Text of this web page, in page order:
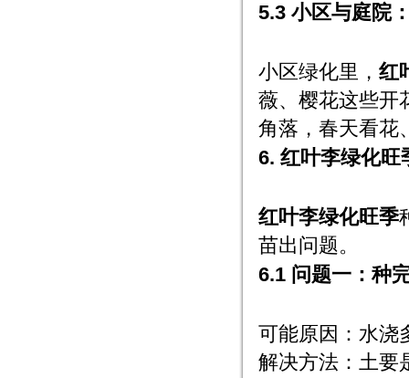
5.3 小区与庭院
小区绿化里， 红
薇、樱花这些开
角落，春天看花
6. 红叶李绿化旺
红叶李绿化旺季
苗出问题。
6.1 问题一：种
可能原因：水浇
解决方法：土要